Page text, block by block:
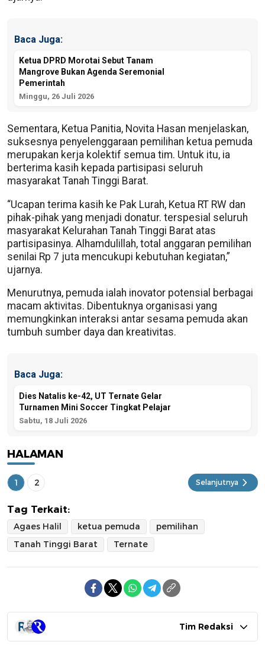
Baca Juga:
Ketua DPRD Morotai Sebut Tanam
Mangrove Bukan Agenda Seremonial
Pemerintah
Minggu, 26 Juli 2026
Sementara, Ketua Panitia, Novita Hasan menjelaskan,
suksesnya penyelenggaraan pemilihan ketua pemuda
merupakan kerja kolektif semua tim. Untuk itu, ia
berterima kasih kepada partisipasi seluruh
masyarakat Tanah Tinggi Barat.
“Ucapan terima kasih ke Pak Lurah, Ketua RT RW dan
pihak-pihak yang menjadi donatur. terspesial seluruh
masyarakat Kelurahan Tanah Tinggi Barat atas
partisipasinya. Alhamdulillah, total anggaran pemilihan
senilai Rp 7 juta mencukupi kebutuhan kegiatan,”
ujarnya.
Menurutnya, pemuda ialah inovator potensial berbagai
macam aktivitas. Dibentuknya organisasi yang
memungkinkan interaksi antar sesama pemuda akan
tumbuh sumber daya dan kreativitas.
Baca Juga:
Dies Natalis ke-42, UT Ternate Gelar
Turnamen Mini Soccer Tingkat Pelajar
Sabtu, 18 Juli 2026
HALAMAN
1 2 Selanjutnya
Tag Terkait:
Agaes Halil ketua pemuda
pemilihan
Tanah Tinggi Barat
Ternate
Tim Redaksi